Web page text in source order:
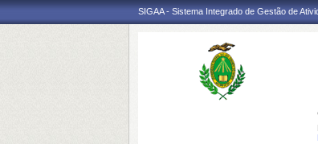
SIGAA - Sistema Integrado de Gestão de